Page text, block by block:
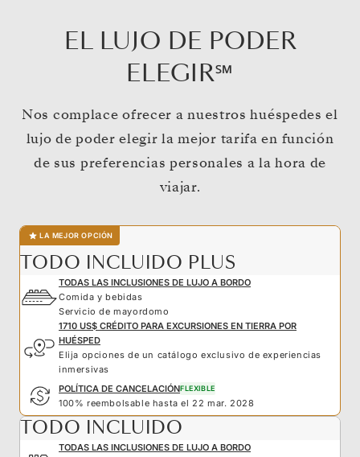
EL LUJO DE PODER
ELEGIR℠
Nos complace ofrecer a nuestros huéspedes el
lujo de poder elegir la mejor tarifa en función
de sus preferencias personales a la hora de
viajar.
LA MEJOR OPCIÓN
TODO INCLUIDO PLUS
TODAS LAS INCLUSIONES DE LUJO A BORDO
Comida y bebidas
Servicio de mayordomo
1710 US$ CRÉDITO PARA EXCURSIONES EN TIERRA POR
HUÉSPED
Elija opciones de un catálogo exclusivo de experiencias
inmersivas
POLÍTICA DE CANCELACIÓNFLEXIBLE
100% reembolsable hasta el 22 mar. 2028
TODO INCLUIDO
TODAS LAS INCLUSIONES DE LUJO A BORDO